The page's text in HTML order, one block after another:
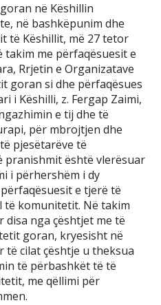
në Këshillin
në bashkëpunim dhe
të Këshillit, më 27 tetor
takim me përfaqësuesit e
Rrjetin e Organizatave
goran si dhe përfaqësues
i Këshilli, z. Fergap Zaimi,
e tij dhe të
për mbrojtjen dhe
pjesëtarëve të
është vlerësuar
i përhershëm i dy
e tjerë të
të komunitetit. Në takim
nga çështjet me të
goran, kryesisht në
të cilat çështje u theksua
të përbashkët të të
me qëllimi për